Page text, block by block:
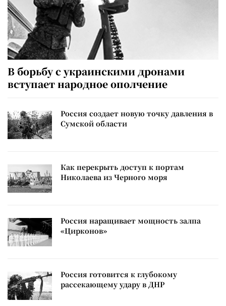
В борьбу с украинскими дронами
вступает народное ополчение
Россия создает новую точку давления в
Сумской области
Как перекрыть доступ к портам
Николаева из Черного моря
Россия наращивает мощность залпа
«Цирконов»
Россия готовится к глубокому
рассекающему удару в ДНР